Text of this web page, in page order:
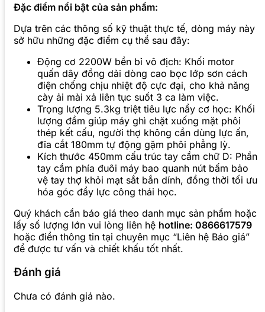
Đặc điểm nổi bật của sản phẩm:
Dựa trên các thông số kỹ thuật thực tế, dòng máy này
sở hữu những đặc điểm cụ thể sau đây:
Động cơ 2200W bền bỉ vô địch: Khối motor
quấn dây đồng dải dòng cao bọc lớp sơn cách
điện chống chịu nhiệt độ cực đại, cho khả năng
cày ải mài xả liên tục suốt 3 ca làm việc.
Trọng lượng 5.3kg triệt tiêu lực nẩy cơ học: Khối
lượng đầm giúp máy ghì chặt xuống mặt phôi
thép kết cấu, người thợ không cần dùng lực ấn,
đĩa cắt 180mm tự động gặm phôi phẳng lỳ.
Kích thước 450mm cấu trúc tay cầm chữ D: Phần
tay cầm phía đuôi máy bao quanh nút bấm bảo
vệ tay thợ khỏi mạt sắt bắn dính, đồng thời tối ưu
hóa góc đẩy lực công thái học.
Quý khách cần báo giá theo danh mục sản phẩm hoặc
lấy số lượng lớn vui lòng liên hệ hotline: 0866617579
hoặc điền thông tin tại chuyên mục “Liên hệ Báo giá”
để được tư vấn và chiết khấu tốt nhất.
Đánh giá
Chưa có đánh giá nào.